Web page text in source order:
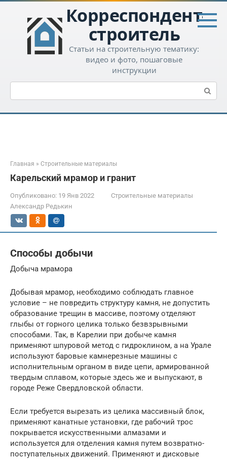
Перейти
контенту
Корреспондент-
строитель
Статьи на строительную тематику:
видео и фото, пошаговые
инструкции
Поиск:
Главная » Строительные материалы
Карельский мрамор и гранит
Опубликовано: 19 Янв 2022
Строительные материалы
Александр Редькин
Способы добычи
Добыча мрамора
Добывая мрамор, необходимо соблюдать главное
условие – не повредить структуру камня, не допустить
образование трещин в массиве, поэтому отделяют
глыбы от горного целика только безвзрывными
способами. Так, в Карелии при добыче камня
применяют шпуровой метод с гидроклином, а на Урале
используют баровые камнерезные машины с
исполнительным органом в виде цепи, армированной
твердым сплавом, которые здесь же и выпускают, в
городе Реже Свердловской области.
Если требуется вырезать из целика массивный блок,
применяют канатные установки, где рабочий трос
покрывается искусственными алмазами и
используется для отделения камня путем возвратно-
поступательных движений. Применяют и дисковые